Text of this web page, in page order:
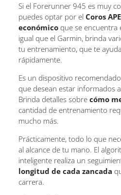
Si el Forerunner 945 es muy
puedes optar por el Coros
económicoque se encuentra
igual que el Garmin, brinda
tu entrenamiento, que te
rápidamente.
Es un dispositivo
que desean estar informados
Brinda detalles sobre cómo
cantidad de entrenamiento
mucho más.
Prácticamente, todo lo que
al alcance de tu mano. El
inteligente realiza un
longitud de cada zancada
carrera.